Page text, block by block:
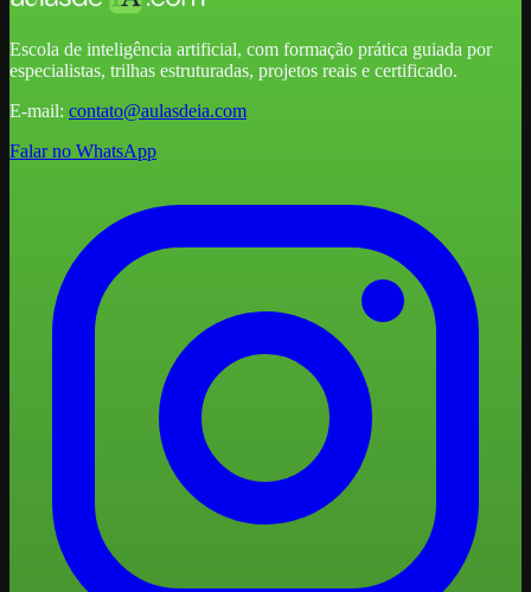
Escola de inteligência artificial, com formação prática guiada por
especialistas, trilhas estruturadas, projetos reais e certificado.
E-mail: contato@aulasdeia.com
Falar no WhatsApp